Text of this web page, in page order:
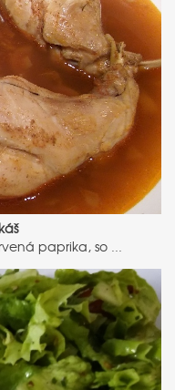
paprika, so ...